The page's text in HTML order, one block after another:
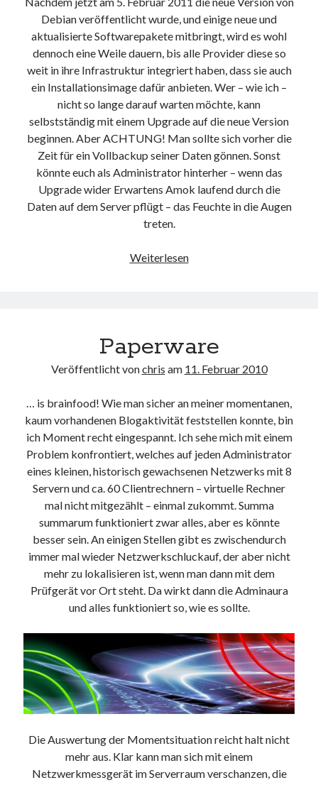
Debian veröffentlicht wurde, und einige neue und
aktualisierte Softwarepakete mitbringt, wird es wohl
dennoch eine Weile dauern, bis alle Provider diese so
weit in ihre Infrastruktur integriert haben, dass sie auch
ein Installationsimage dafür anbieten. Wer – wie ich –
nicht so lange darauf warten möchte, kann
selbstständig mit einem Upgrade auf die neue Version
beginnen. Aber ACHTUNG! Man sollte sich vorher die
Zeit für ein Vollbackup seiner Daten gönnen. Sonst
könnte euch als Administrator hinterher – wenn das
Upgrade wider Erwartens Amok laufend durch die
Daten auf dem Server pflügt – das Feuchte in die Augen
treten.
WeiterlesenSqueeze
Paperware
Veröffentlicht vonchris am 11. Februar 2010
… is brainfood! Wie man sicher an meiner momentanen,
kaum vorhandenen Blogaktivität feststellen konnte, bin
ich Moment recht eingespannt. Ich sehe mich mit einem
Problem konfrontiert, welches auf jeden Administrator
eines kleinen, historisch gewachsenen Netzwerks mit 8
Servern und ca. 60 Clientrechnern – virtuelle Rechner
mal nicht mitgezählt – einmal zukommt. Summa
summarum funktioniert zwar alles, aber es könnte
besser sein. An einigen Stellen gibt es zwischendurch
immer mal wieder Netzwerkschluckauf, der aber nicht
mehr zu lokalisieren ist, wenn man dann mit dem
Prüfgerät vor Ort steht. Da wirkt dann die Adminaura
und alles funktioniert so, wie es sollte.
Die Auswertung der Momentsituation reicht halt nicht
mehr aus. Klar kann man sich mit einem
Netzwerkmessgerät im Serverraum verschanzen, die